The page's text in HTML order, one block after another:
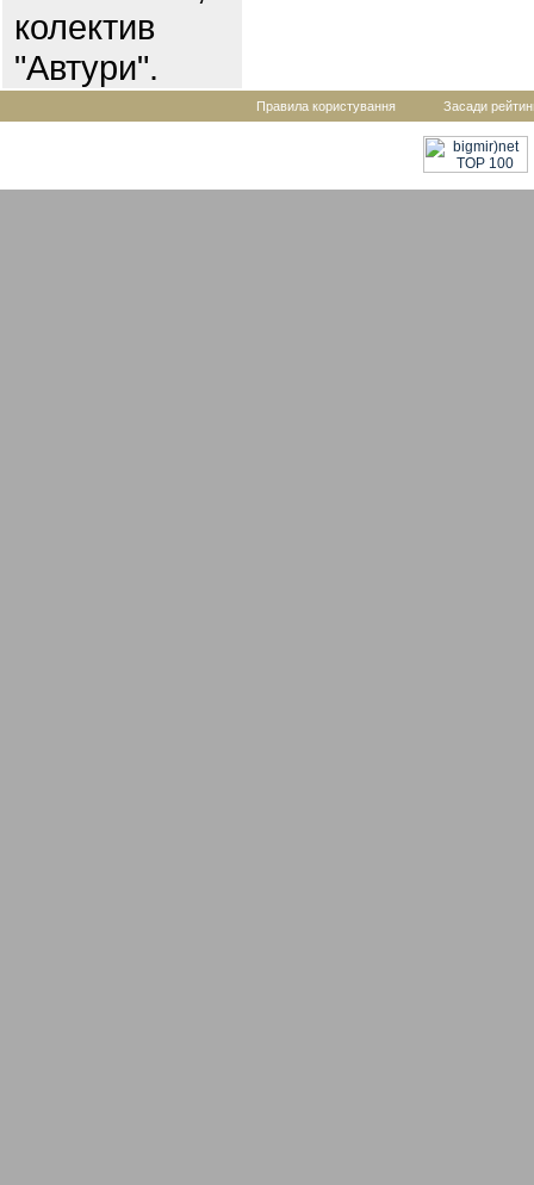
колектив
"Автури".
Правила користування Засади